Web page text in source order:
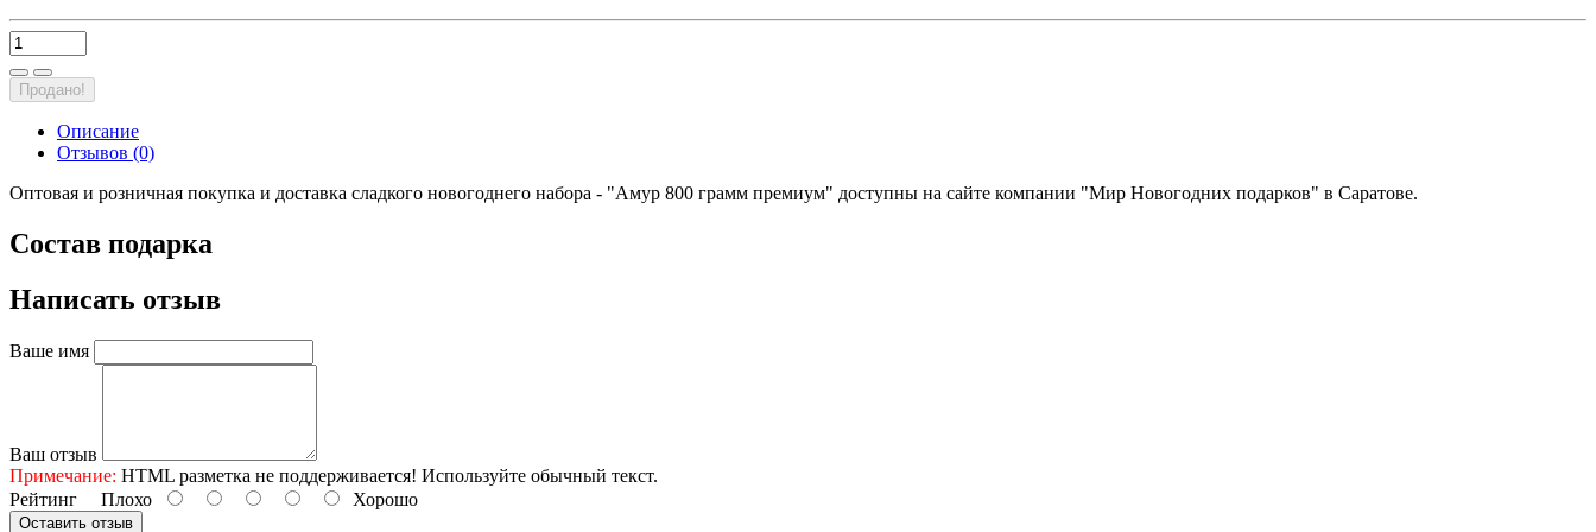
Продано!
Описание
Отзывов (0)
Оптовая и розничная покупка и доставка сладкого новогоднего набора - "Амур 800 грамм премиум" доступны на сайте компании "Мир Новогодних подарков" в Саратове.
Состав подарка
Написать отзыв
Ваше имя
Ваш отзыв
Примечание: HTML разметка не поддерживается! Используйте обычный текст.
Рейтинг Плохо Хорошо
Оставить отзыв